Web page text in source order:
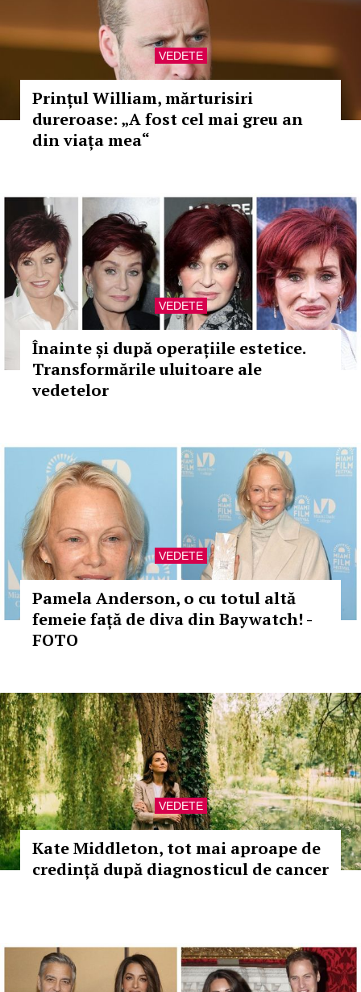
VEDETE
Prințul William, mărturisiri
dureroase: „A fost cel mai greu an
din viața mea“
VEDETE
Înainte și după operațiile estetice.
Transformările uluitoare ale
vedetelor
VEDETE
Pamela Anderson, o cu totul altă
femeie față de diva din Baywatch! -
FOTO
VEDETE
Kate Middleton, tot mai aproape de
credință după diagnosticul de cancer